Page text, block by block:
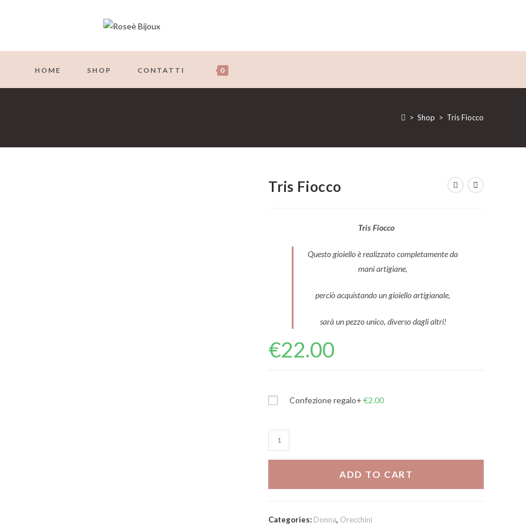
HOME SHOP CONTATTI 0
> Shop > Tris Fiocco
Tris Fiocco
Tris Fiocco
Questo gioiello è realizzato completamente da
mani artigiane,
perciò acquistando un gioiello artigianale,
sarà un pezzo unico, diverso dagli altri!
€22.00
Confezione regalo+ €2.00
Tris
Fiocco
ADD TO CART
Categories: Donna, Orecchini